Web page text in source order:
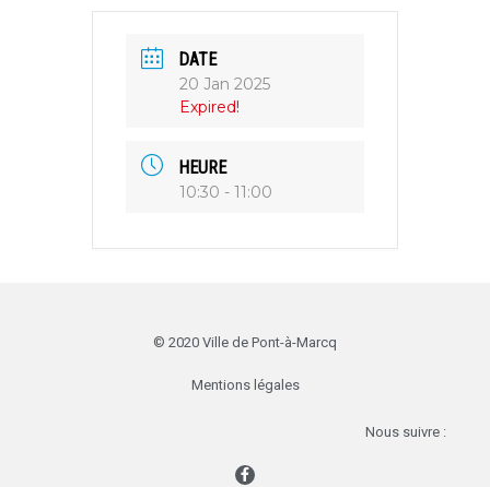
DATE
20 Jan 2025
Expired!
HEURE
10:30 - 11:00
© 2020 Ville de Pont-à-Marcq
Mentions légales
Nous suivre :